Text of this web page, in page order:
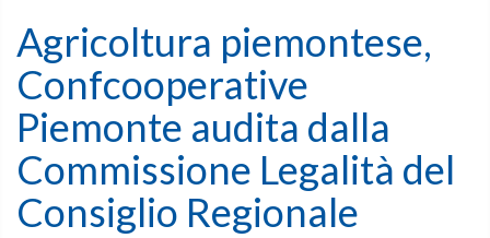
Agricoltura piemontese,
Confcooperative
Piemonte audita dalla
Commissione Legalità del
Consiglio Regionale